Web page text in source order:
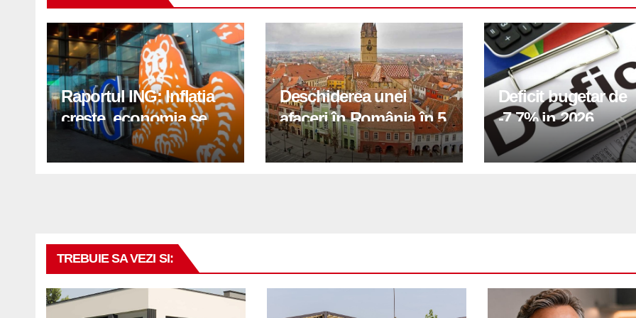
Raportul ING: Inflatia
creste, economia se
indreapta spre crestere
in a doua jumatate a
Deschiderea unei
afaceri în România în 5
pași
Deficit bugetar de
-7,7% in 2026,
obiectivul pentru
fiind de 6%
TREBUIE SA VEZI SI: